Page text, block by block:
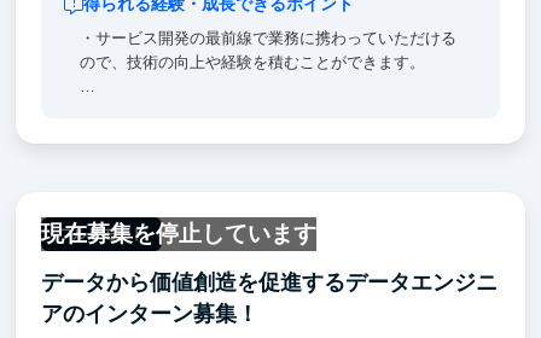
得られる経験・成長できるポイント
・サービス開発の最前線で業務に携わっていただける
ので、技術の向上や経験を積むことができます。
・スタートアップでのインターン経験は就職活動にも
大きなアピールポイントになります。
・難関大学や大学院出身で出版、エンタメ、IT、広告
代理店や総合商社など各業界の最大手企業出身のメン
現在募集を停止しています
フルリモート
データから価値創造を促進するデータエンジニ
アのインターン募集！